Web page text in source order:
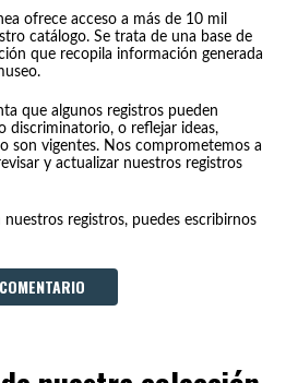
ofrece acceso a más de 10 mil
catálogo. Se trata de una base de
que recopila información generada
que algunos registros pueden
discriminatorio, o reflejar ideas,
son vigentes. Nos comprometemos a
y actualizar nuestros registros
nuestros registros, puedes escribirnos
COMENTARIO